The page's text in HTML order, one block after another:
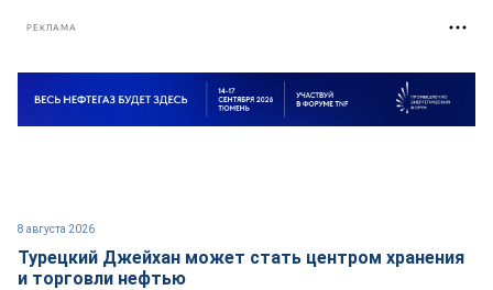
РЕКЛАМА
8 августа 2026
Турецкий Джейхан может стать центром хранения
и торговли нефтью